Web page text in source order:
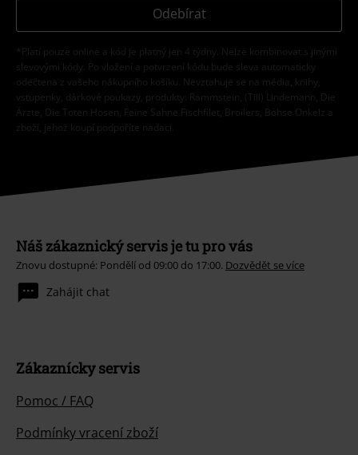
Odebírat
*Platí pouze online a kód je platný jen 4 týdny. Nelze kombinovat s jinými
slevovými kódy. Po vložení a potvrzení kódu bude sleva automaticky
odečtena z vašeho nákupního košíku. Nevztahuje se na média, knihy,
vstupenky, dárkové poukazy, produkty: Rammstein, (Till) Lindemann, Die
Ärzte, Die Toten Hosen, Feine Sahne Fischfilet, Broilers, Böhse Onkelz a
zboží, jehož koupí podpoříte nadaci.
Náš zákaznický servis je tu pro vás
Znovu dostupné: Pondělí od 09:00 do 17:00. Dozvědět se více
Zahájit chat
Zákaznícky servis
Pomoc / FAQ
Podmínky vracení zboží